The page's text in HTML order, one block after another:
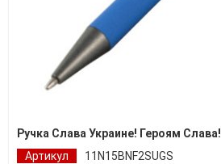
Ручка Слава Украине! Героям Слава!
Артикул
11N15BNF2SUGS